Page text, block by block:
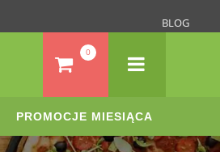
BLOG
0
PROMOCJE MIESIĄCA